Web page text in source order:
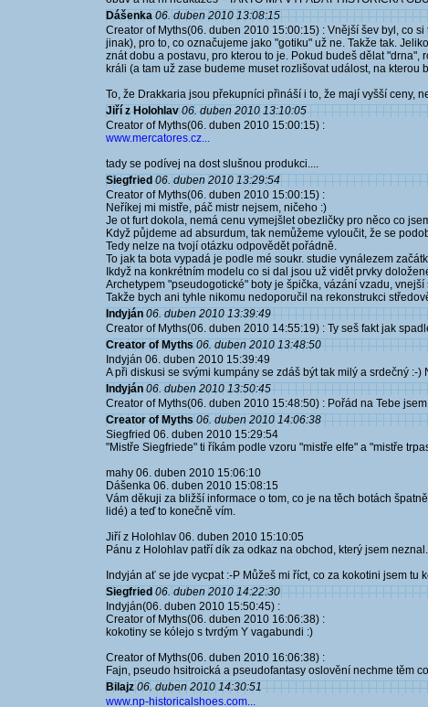
Dášenka 06. duben 2010 13:08:15
Creator of Myths(06. duben 2010 15:00:15) : Vnější šev byl, co
jinak), pro to, co označujeme jako "gotiku" už ne. Takže tak.
znát dobu a postavu, pro kterou to je. Pokud budeš dělat
králi (a tam už zase budeme muset rozlišovat událost, na kterou
To, že Drakkaria jsou překupníci přináší i to, že mají vyšší ceny,
Jiří z Holohlav 06. duben 2010 13:10:05
Creator of Myths(06. duben 2010 15:00:15) :
www.mercatores.cz...
tady se podívej na dost slušnou produkci....
Siegfried 06. duben 2010 13:29:54
Creator of Myths(06. duben 2010 15:00:15) :
Neříkej mi mistře, páč mistr nejsem, ničeho :)
Je ot furt dokola, nemá cenu vymejšlet obezličky pro něco co
Když půjdeme ad absurdum, tak nemůžeme vyloučit, že se
Tedy nelze na tvojí otázku odpovědět pořádně.
To jak ta bota vypadá je podle mé soukr. studie vynálezem
Ikdyž na konkrétním modelu co si dal jsou už vidět prvky
Archetypem "pseudogotické" boty je špička, vázání vzadu,
Takže bych ani tyhle nikomu nedoporučil na rekonstrukci
Indyján 06. duben 2010 13:39:49
Creator of Myths(06. duben 2010 14:55:19) : Ty seš fakt jak
Creator of Myths 06. duben 2010 13:48:50
Indyján 06. duben 2010 15:39:49
A při diskusi se svými kumpány se zdáš být tak milý a srdečný
Indyján 06. duben 2010 13:50:45
Creator of Myths(06. duben 2010 15:48:50) : Pořád na Tebe
Creator of Myths 06. duben 2010 14:06:38
Siegfried 06. duben 2010 15:29:54
"Mistře Siegfriede" ti říkám podle vzoru "mistře elfe" a "mistře
mahy 06. duben 2010 15:06:10
Dášenka 06. duben 2010 15:08:15
Vám děkuji za bližší informace o tom, co je na těch botách
lidé) a teď to konečně vím.
Jiří z Holohlav 06. duben 2010 15:10:05
Pánu z Holohlav patří dík za odkaz na obchod, který jsem
Indyján ať se jde vycpat :-P Můžeš mi říct, co za kokotini jsem tu
Siegfried 06. duben 2010 14:22:30
Indyján(06. duben 2010 15:50:45) :
Creator of Myths(06. duben 2010 16:06:38) :
kokotiny se kólejo s tvrdým Y vagabundi :)
Creator of Myths(06. duben 2010 16:06:38) :
Fajn, pseudo hsitroická a pseudofantasy oslovění nechme těm
Bilajz 06. duben 2010 14:30:51
www.np-historicalshoes.com...